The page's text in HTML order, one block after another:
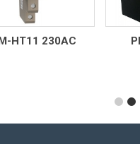
РЕМ2-ХР 24DC